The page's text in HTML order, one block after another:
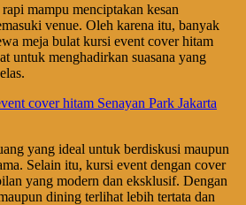
mampu menciptakan kesan
venue. Oleh karena itu, banyak
meja bulat kursi event cover hitam
untuk menghadirkan suasana yang
yang ideal untuk berdiskusi maupun
Selain itu, kursi event dengan cover
yang modern dan eksklusif. Dengan
dining terlihat lebih tertata dan